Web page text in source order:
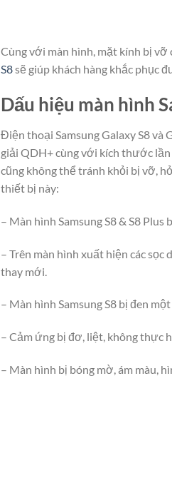
Cùng với màn hình, mặt kính bị
S8sẽ giúp khách hàng khắc phục
Dấu hiệu màn hình
Điện thoại Samsung Galaxy S8 và
giải QDH+ cùng với kích thước
cũng không thể tránh khỏi bị vỡ,
thiết bị này:
– Màn hình Samsung S8 & S8
– Trên màn hình xuất hiện các
thay mới.
– Màn hình Samsung S8 bị đen
– Cảm ứng bị đơ, liệt, không thực
– Màn hình bị bóng mờ, ám màu,